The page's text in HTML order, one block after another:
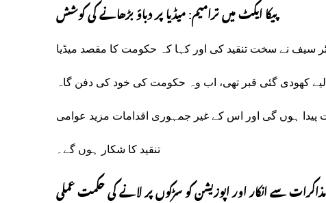
پیکا ایکٹ میں ترامیم: میڈیا پر دباؤ بڑھانے کی کوشش
سیف نے سخت تنقید کی اور کہا کہ حکومت کا مقصد میڈیا
لیے کھودی گئی قبر تھی، اب وہ حکومت کی خود کی دفن گاہ
ہوں گی اور اس کے غیر جمہوری اقدامات مزید عوامی
تنقید کا شکار ہوں گے۔
مذاکرات سے انکار اور اپوزیشن کو سڑکوں پر لانے کی حکمت عملی